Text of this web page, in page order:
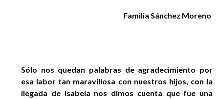
Familia Sánchez Moreno
Sólo nos quedan palabras de agradecimiento por
esa labor tan maravillosa con nuestros hijos, con la
llegada de Isabela nos dimos cuenta que fue una